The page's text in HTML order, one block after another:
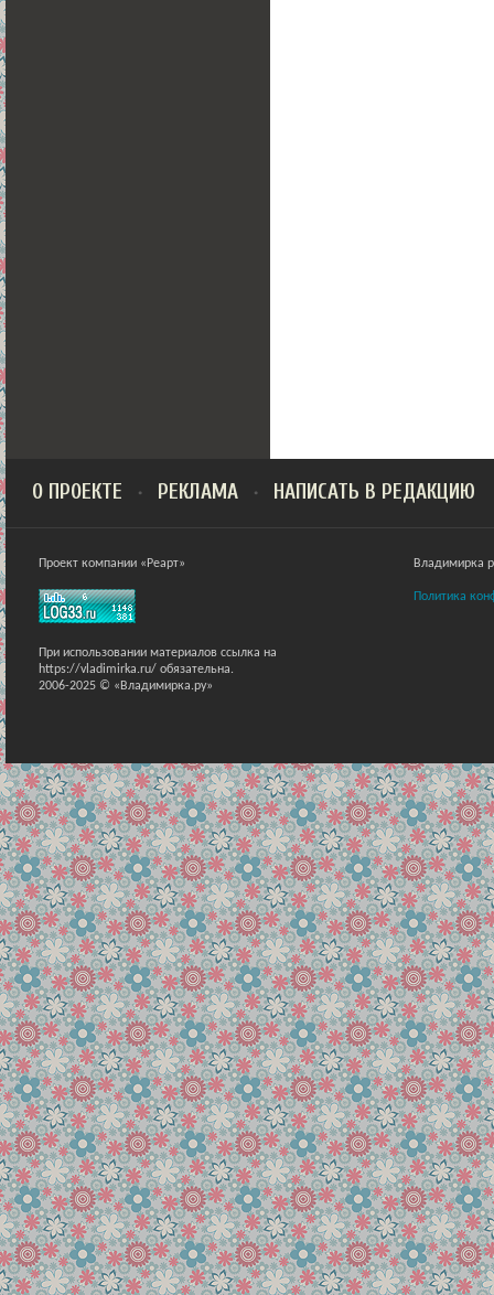
О ПРОЕКТЕ РЕКЛАМА НАПИСАТЬ В РЕДАКЦИЮ
Проект компании «Реарт»
При использовании материалов ссылка на
https://vladimirka.ru/ обязательна.
2006-2025 © «Владимирка.ру»
Владимирка
Политика